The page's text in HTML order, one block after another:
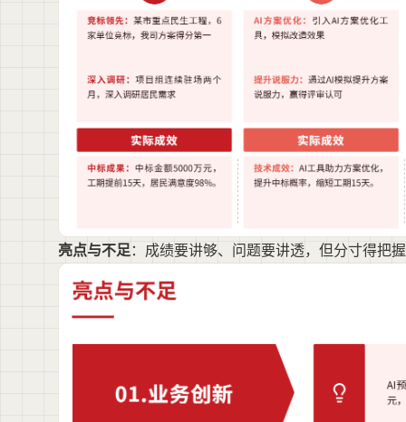
亮点与不足：成绩要讲够、问题要讲透，但分寸得把